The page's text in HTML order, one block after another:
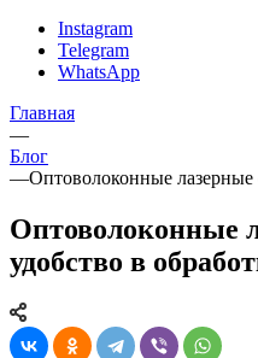
Instagram
Telegram
WhatsApp
Главная
—
Блог
—Оптоволоконные лазерные
Оптоволоконные
удобство в